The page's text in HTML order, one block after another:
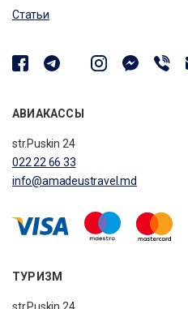
Статьи
АВИАКАССЫ
str.Puskin 24
022 22 66 33
info@amadeustravel.md
ТУРИЗМ